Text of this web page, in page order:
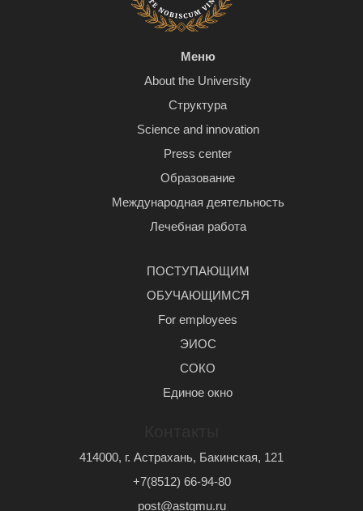
Меню
About the University
Структура
Science and innovation
Press center
Образование
Международная деятельность
Лечебная работа
ПОСТУПАЮЩИМ
ОБУЧАЮЩИМСЯ
For employees
ЭИОС
СОКО
Единое окно
414000, г. Астрахань, Бакинская, 121
+7(8512) 66-94-80
post@astgmu.ru